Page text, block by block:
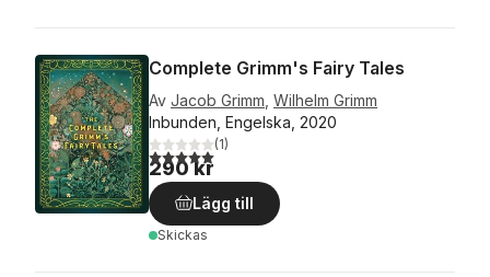
Complete Grimm's Fairy Tales
Av Jacob Grimm Wilhelm Grimm
Inbunden, Engelska, 2020
5,0utav 5 stjärnor. Totalt antal röster:
(1)
290 kr
Lägg till
Skickas